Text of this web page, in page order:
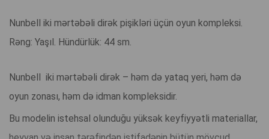
Nunbell iki mərtəbəli dirək pişikləri üçün oyun kompleksi.
Rəng: Yaşıl. Hündürlük: 44 sm.
Nunbell iki mərtəbəli dirək – həm də yataq yeri, həm də
oyun zonası, həm də idman kompleksidir.
Bu modelin istehsal olunduğu yüksək keyfiyyətli materiallar,